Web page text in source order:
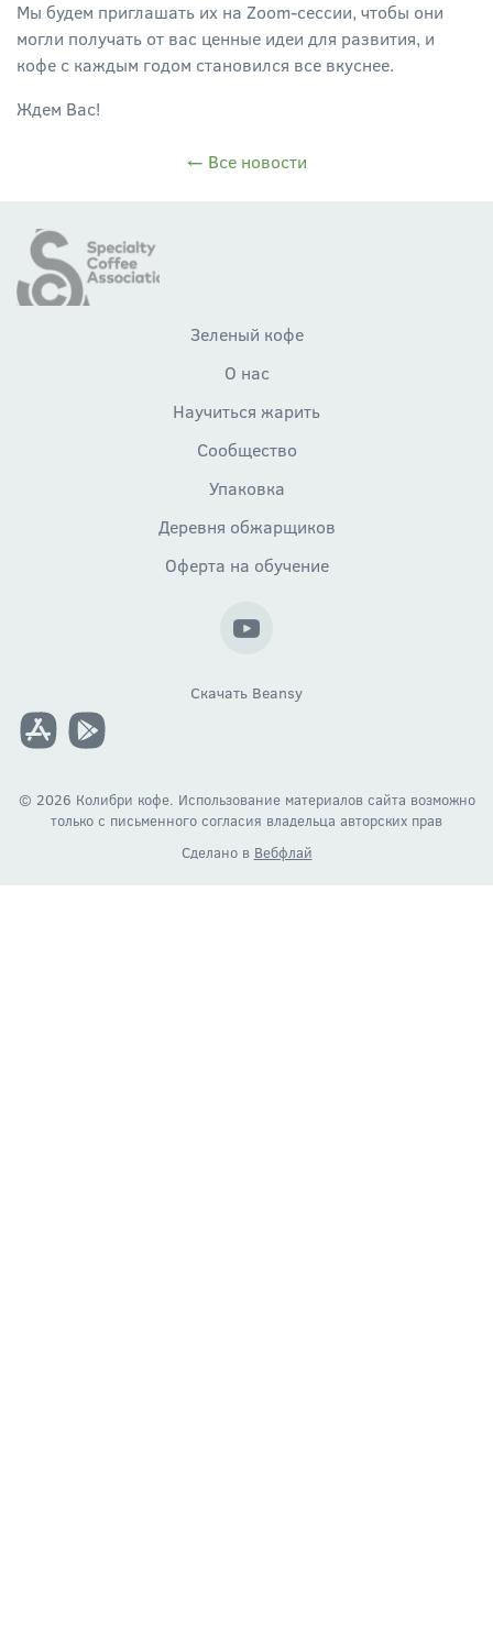
Мы будем приглашать их на Zoom-сессии, чтобы они
могли получать от вас ценные идеи для развития, и
кофе с каждым годом становился все вкуснее.
Ждем Вас!
← Все новости
Зеленый кофе
О нас
Научиться жарить
Сообщество
Упаковка
Деревня обжарщиков
Оферта на обучение
Скачать Beansy
© 2026 Колибри кофе. Использование материалов сайта возможно
только c письменного согласия владельца авторских прав
Сделано в Вебфлай